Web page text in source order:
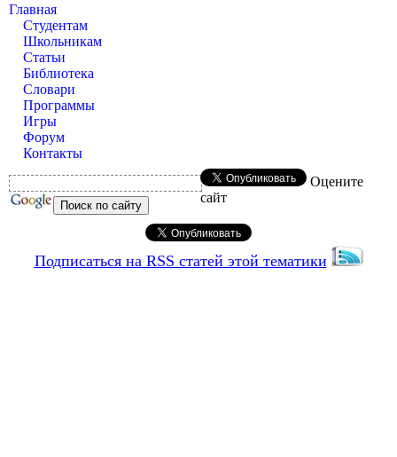
Главная
Студентам
Школьникам
Статьи
Библиотека
Словари
Программы
Игры
Форум
Контакты
Оцените
сайт
Подписаться на RSS статей этой тематики